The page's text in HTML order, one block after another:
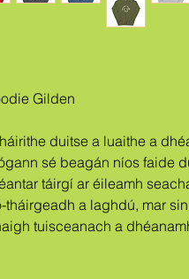
Gilden
sé beagán níos faide
táirgí ar éileamh
tháirgeadh a laghdú, mar
tuisceanach a